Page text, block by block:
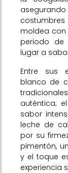
moldea con
periodo
lugar a
Entre sus
blanco de
auténtica;
sabor
leche de
por su
pimentón,
y el toque
experiencia